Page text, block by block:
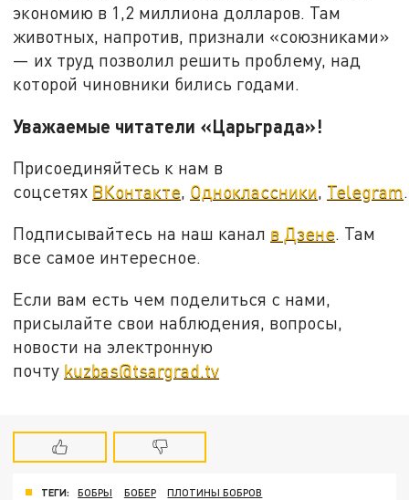
экономию в 1,2 миллиона долларов. Там
животных, напротив, признали «союзниками»
— их труд позволил решить проблему, над
которой чиновники бились годами.
Уважаемые читатели «Царьграда»!
Присоединяйтесь к нам в
соцсетях ВКонтакте, Одноклассники, Telegram.
Подписывайтесь на наш канал в Дзене. Там
все самое интересное.
Если вам есть чем поделиться с нами,
присылайте свои наблюдения, вопросы,
новости на электронную
почту kuzbas@tsargrad.tv
ТЕГИ: БОБРЫ БОБЕР ПЛОТИНЫ БОБРОВ